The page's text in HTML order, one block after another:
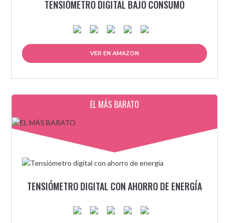
TENSIÓMETRO DIGITAL BAJO CONSUMO
VER EN AMAZON
EL MÁS BARATO
TENSIÓMETRO DIGITAL CON AHORRO DE ENERGÍA